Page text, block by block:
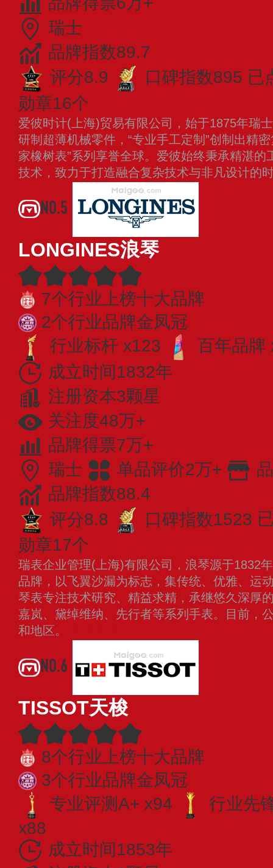
瑞士
品牌指数89.7
评分8.9
口碑指数895 已
勋章16个
爱彼时计(上海)贸易有限公司，始于1875年瑞
研制超薄机械零件，“专业手工定制”创制出精
家橡树表”系列享誉全球。爱彼始终秉承精湛
技术，致力于打造融合复杂技术与非凡设计的
NO.5
LONGINES浪琴
7个行业上榜十大品牌
2个行业品牌金凤冠
行业标杆 x123
百年品牌
成立时间1832年
注册资本3颗星
关注度48万+
品牌得票7万+
瑞士
单品评价2万+
品牌指数88.4
评分8.8
口碑指数1523
勋章17个
瑞表企业管理(上海)有限公司，浪琴源于1832
品牌，以飞翼沙漏为标志，集传统、优雅、运
琴表专注技术研究、精益求精，承继悠久深厚
嘉岚、黛绰维纳、先行者等系列手表。目前，
和地区。
NO.6
TISSOT天梭
8个行业上榜十大品牌
3个行业品牌金凤冠
专业评测A+ x94
行业先
x88
成立时间1853年